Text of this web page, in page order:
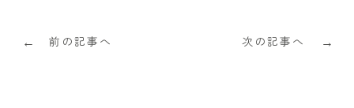
← 前の記事へ 次の記事へ →